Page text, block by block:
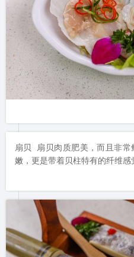
扇贝 扇贝肉质肥美，而且非
嫩，更是带着贝柱特有的纤维感